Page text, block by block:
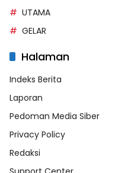
UTAMA
GELAR
Halaman
Indeks Berita
Laporan
Pedoman Media Siber
Privacy Policy
Redaksi